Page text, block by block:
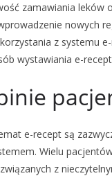
zamawiania leków
nowych
z systemu
wystawiania e-
e-recept są
Wielu
z